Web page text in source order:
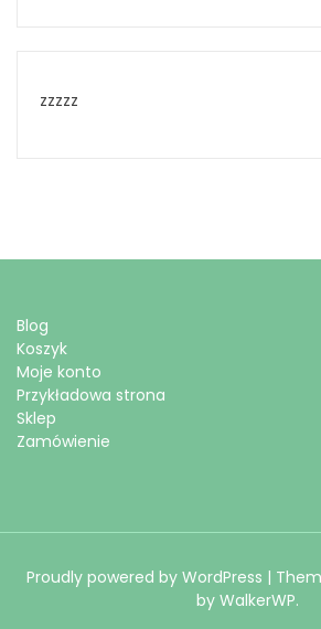
zzzzz
Blog
Koszyk
Moje konto
Przykładowa strona
Sklep
Zamówienie
Proudly powered by WordPress |
by WalkerWP.